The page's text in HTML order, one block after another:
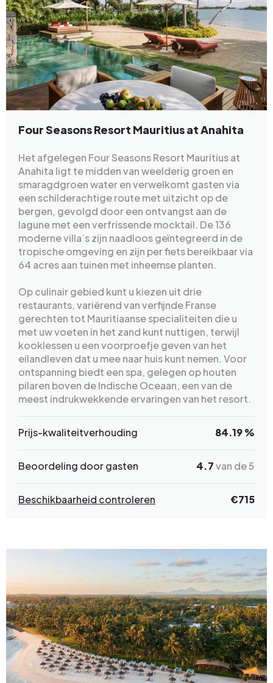
Four Seasons Resort Mauritius at Anahita
Het afgelegen Four Seasons Resort Mauritius at
Anahita ligt te midden van weelderig groen en
smaragdgroen water en verwelkomt gasten via
een schilderachtige route met uitzicht op de
bergen, gevolgd door een ontvangst aan de
lagune met een verfrissende mocktail. De 136
moderne villa’s zijn naadloos geïntegreerd in de
tropische omgeving en zijn per fiets bereikbaar via
64 acres aan tuinen met inheemse planten.
Op culinair gebied kunt u kiezen uit drie
restaurants, variërend van verfijnde Franse
gerechten tot Mauritiaanse specialiteiten die u
met uw voeten in het zand kunt nuttigen, terwijl
kooklessen u een voorproefje geven van het
eilandleven dat u mee naar huis kunt nemen. Voor
ontspanning biedt een spa, gelegen op houten
pilaren boven de Indische Oceaan, een van de
meest indrukwekkende ervaringen van het resort.
Prijs-kwaliteitverhouding 84.19 %
Beoordeling door gasten 4.7van de 5
Beschikbaarheid controleren €715